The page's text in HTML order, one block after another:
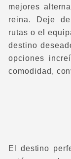
mejores
reina. Deje
rutas o el
destino
opciones
comodidad,
El destino